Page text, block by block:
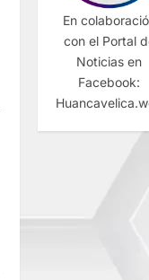
En
con el Portal
Noticias en
Facebook: